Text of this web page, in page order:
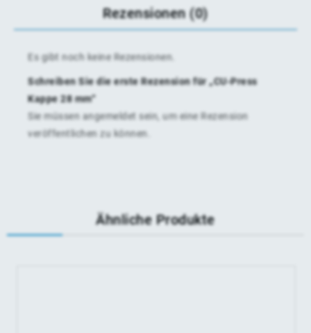
Rezensionen (0)
Es gibt noch keine Rezensionen.
Schreiben Sie die erste Rezension für „CU-Press
Kappe 28 mm“
Sie müssen angemeldet sein, um eine Rezension
veröffentlichen zu können.
Ähnliche Produkte